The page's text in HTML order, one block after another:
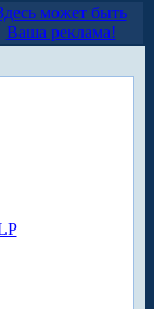
может быть
Ваша реклама!